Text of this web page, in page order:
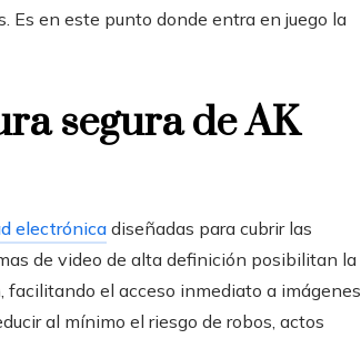
Es en este punto donde entra en juego la
segura de AK
electrónica diseñadas para cubrir las
de video de alta definición posibilitan la
facilitando el acceso inmediato a imágenes
al mínimo el riesgo de robos, actos